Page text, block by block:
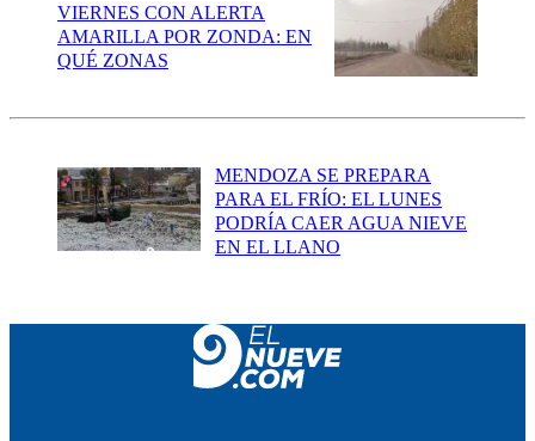
VIERNES CON ALERTA
AMARILLA POR ZONDA: EN
QUÉ ZONAS
MENDOZA SE PREPARA
PARA EL FRÍO: EL LUNES
PODRÍA CAER AGUA NIEVE
EN EL LLANO